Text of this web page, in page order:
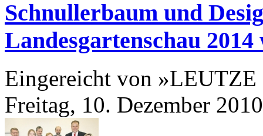
Schnullerbaum und
Landesgartenschau 2014
Eingereicht von »LEUTZE
Freitag, 10. Dezember 2010